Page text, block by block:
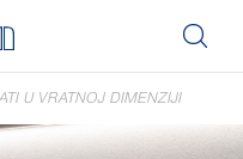
U VRATNOJ DIMENZIJI